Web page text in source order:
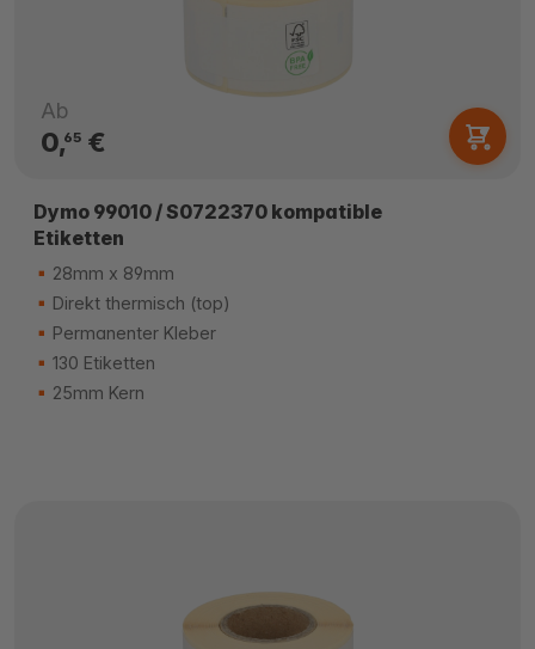
Ab
0,65€
Dymo 99010 / S0722370 kompatible
Etiketten
28mm x 89mm
Direkt thermisch (top)
Permanenter Kleber
130 Etiketten
25mm Kern